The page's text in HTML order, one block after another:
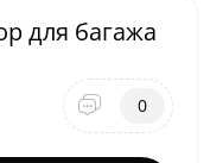
для багажа
0